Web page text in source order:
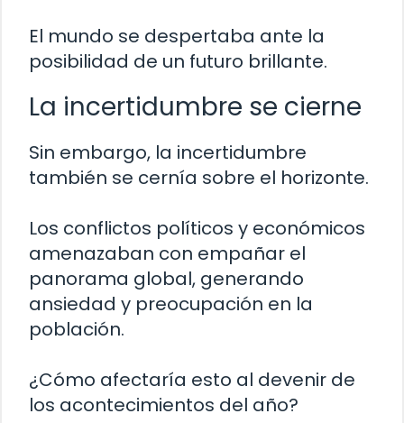
El mundo se despertaba ante la
posibilidad de un futuro brillante.
La incertidumbre se cierne
Sin embargo, la incertidumbre
también se cernía sobre el horizonte.
Los conflictos políticos y económicos
amenazaban con empañar el
panorama global, generando
ansiedad y preocupación en la
población.
¿Cómo afectaría esto al devenir de
los acontecimientos del año?